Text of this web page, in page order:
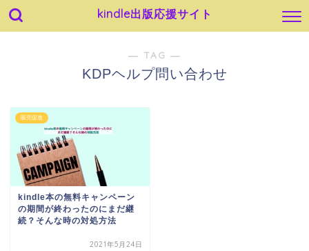
kindle出版応援サイト
― TAG ―
KDPヘルプ問い合わせ
販売促進
kindle本の無料キャンペーン
の期間が終わったのにまだ継
続？そんな時の対処方法
2021年5月24日